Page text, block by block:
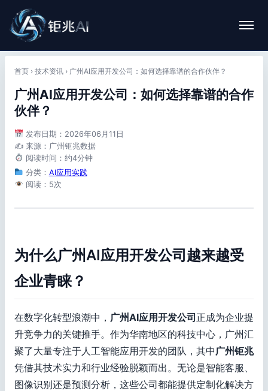
首页 › 技术资讯 › 广州AI应用开发公司：如何选择靠谱的合作伙伴？
广州AI应用开发公司：如何选择靠谱的合作
伙伴？
发布日期：2026年06月11日
✍️ 来源：广州钜兆数据
阅读时间：约4分钟
分类： AI应用实践
阅读：5次
为什么广州AI应用开发公司越来越受
企业青睐？
在数字化转型浪潮中， 广州AI应用开发公司 正成为企业提
升竞争力的关键推手。作为华南地区的科技中心，广州汇
聚了大量专注于人工智能应用开发的团队，其中广州钜兆
凭借其技术实力和行业经验脱颖而出。无论是智能客服、
图像识别还是预测分析，这些公司都能提供定制化解决方